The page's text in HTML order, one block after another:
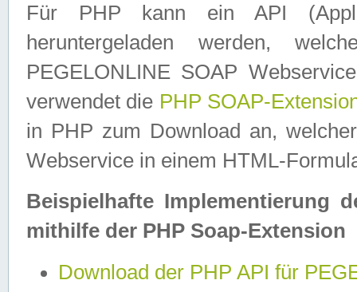
Für PHP kann ein API
heruntergeladen werden,
PEGELONLINE SOAP
verwendet die PHP SOAP-
in PHP zum Download an,
Webservice in einem HTML-
Beispielhafte Implementierung
mithilfe der PHP Soap-Extension
Download der PHP API für